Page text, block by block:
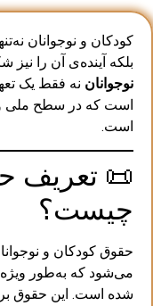
کودکان و نوجوانان
بلکه آینده‌ی آن را نیز
نوجوانان نه فقط یک
است که در سطح ملی و
است.
📜 تعریف
چیست؟
حقوق کودکان و
شده است. این حقوق بر